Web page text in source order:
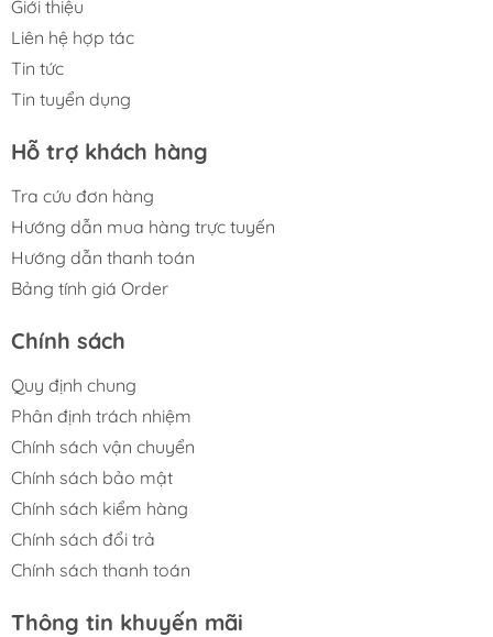
Giới thiệu
Liên hệ hợp tác
Tin tức
Tin tuyển dụng
Hỗ trợ khách hàng
Tra cứu đơn hàng
Hướng dẫn mua hàng trực tuyến
Hướng dẫn thanh toán
Bảng tính giá Order
Chính sách
Quy định chung
Phân định trách nhiệm
Chính sách vận chuyển
Chính sách bảo mật
Chính sách kiểm hàng
Chính sách đổi trả
Chính sách thanh toán
Thông tin khuyến mãi